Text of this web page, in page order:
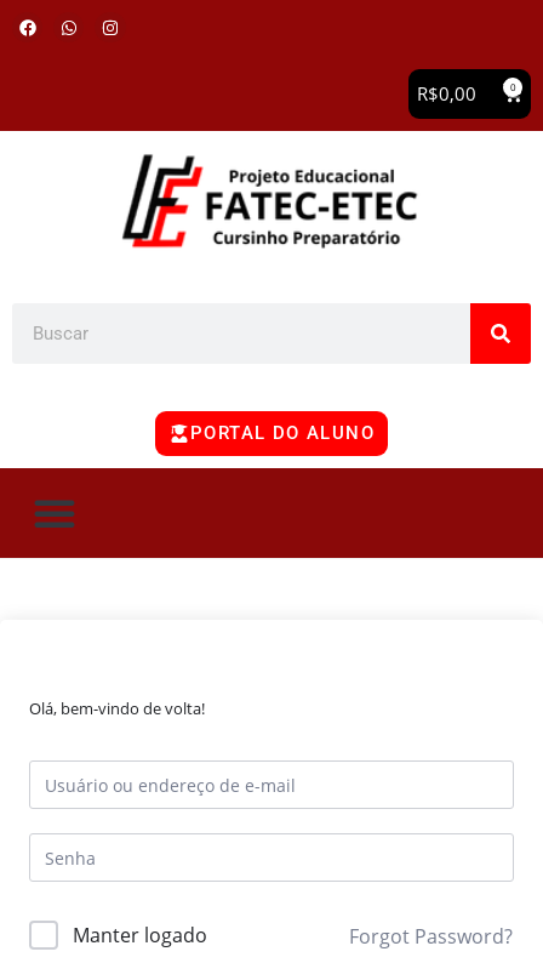
R$0,00 0
PORTAL DO ALUNO
Olá, bem-vindo de volta!
Manter logado Forgot Password?